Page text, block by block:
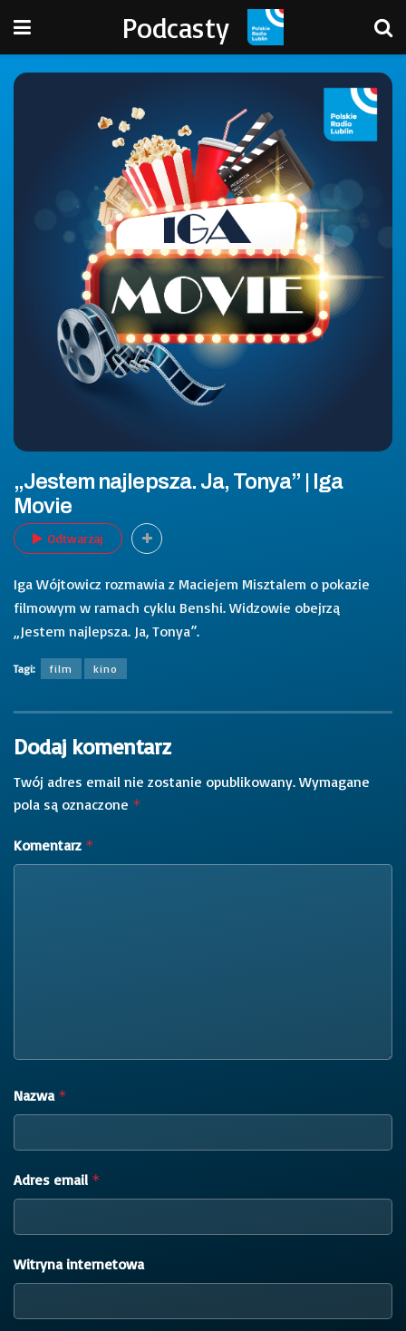
Podcasty
„Jestem najlepsza. Ja, Tonya” | Iga
Movie
Odtwarzaj
Iga Wójtowicz rozmawia z Maciejem Misztalem o pokazie
filmowym w ramach cyklu Benshi. Widzowie obejrzą
„Jestem najlepsza. Ja, Tonya”.
Tagi: film kino
Dodaj komentarz
Twój adres email nie zostanie opublikowany. Wymagane
pola są oznaczone *
Komentarz *
Nazwa *
Adres email *
Witryna internetowa